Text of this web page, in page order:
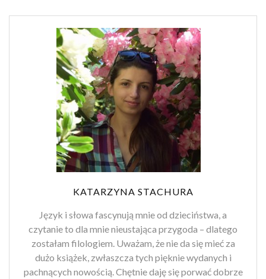
KATARZYNA STACHURA
Język i słowa fascynują mnie od dzieciństwa, a
czytanie to dla mnie nieustająca przygoda – dlatego
zostałam filologiem. Uważam, że nie da się mieć za
dużo książek, zwłaszcza tych pięknie wydanych i
pachnących nowością. Chętnie daję się porwać dobrze